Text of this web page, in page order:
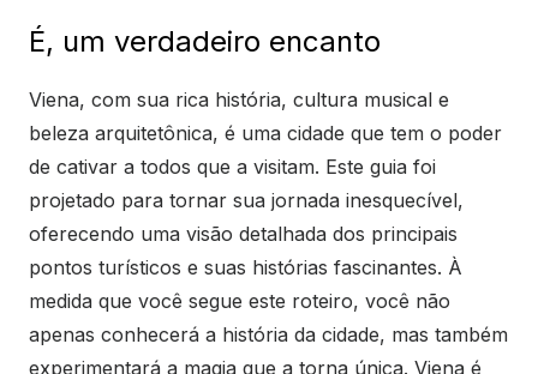
É, um verdadeiro encanto
Viena, com sua rica história, cultura musical e
beleza arquitetônica, é uma cidade que tem o poder
de cativar a todos que a visitam. Este guia foi
projetado para tornar sua jornada inesquecível,
oferecendo uma visão detalhada dos principais
pontos turísticos e suas histórias fascinantes. À
medida que você segue este roteiro, você não
apenas conhecerá a história da cidade, mas também
experimentará a magia que a torna única. Viena é